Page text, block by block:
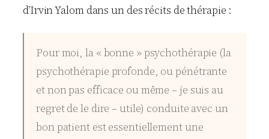
d’Irvin Yalom dans un des récits de thérapie :
Pour moi, la « bonne » psychothérapie (la
psychothérapie profonde, ou pénétrante
et non pas efficace ou même – je suis au
regret de le dire – utile) conduite avec un
bon patient est essentiellement une